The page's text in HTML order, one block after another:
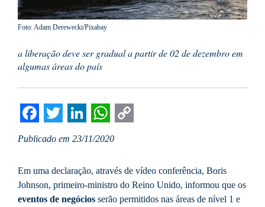
Foto: Adam Derewecki/Pixabay
a liberação deve ser gradual a partir de 02 de dezembro em
algumas áreas do país
Facebook
Twitter
LinkedIn
WhatsApp
Publicado em 23/11/2020
Em uma declaração, através de vídeo conferência, Boris
Johnson, primeiro-ministro do Reino Unido, informou que os
eventos de negócios serão permitidos nas áreas de nível 1 e